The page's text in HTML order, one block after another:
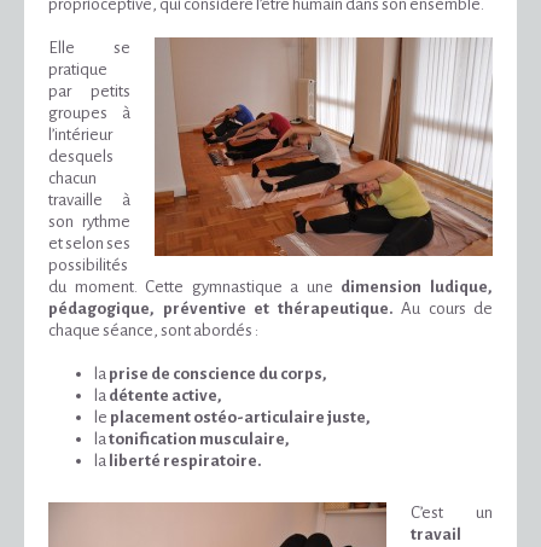
proprioceptive, qui considère l’être humain dans son ensemble.
Elle se
pratique
par petits
groupes à
l’intérieur
desquels
chacun
travaille à
son rythme
et selon ses
possibilités
du moment. Cette gymnastique a une dimension ludique,
pédagogique, préventive et thérapeutique. Au cours de
chaque séance, sont abordés :
laprise de conscience du corps,
ladétente active,
le placement ostéo-articulaire juste,
latonification musculaire,
laliberté respiratoire.
C’est un
travail